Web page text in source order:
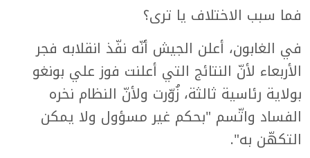
فما سبب الاختلاف يا ترى؟
في الغابون، أعلن الجيش أنّه نفّذ انقلابه فجر
الأربعاء لأنّ النتائج التي أعلنت فوز علي بونغو
بولاية رئاسية ثالثة، زُوّرت ولأنّ النظام نخره
الفساد واتّسم "بحكم غير مسؤول ولا يمكن
التكهّن به".